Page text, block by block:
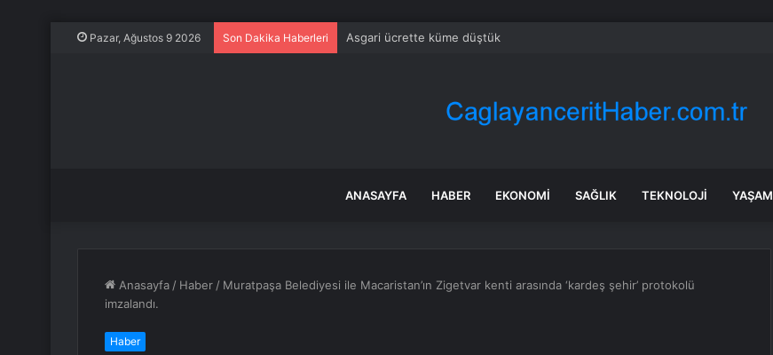
Pazar, Ağustos 9 2026 Son Dakika Haberleri Asgari ücrette küme düştük
ANASAYFA HABER EKONOMI SAĞLIK TEKNOLOJI YAŞAM
Anasayfa / Haber / Muratpaşa Belediyesi ile Macaristan’ın Zigetvar kenti arasında ‘kardeş şehir’ protokolü
imzalandı.
Haber